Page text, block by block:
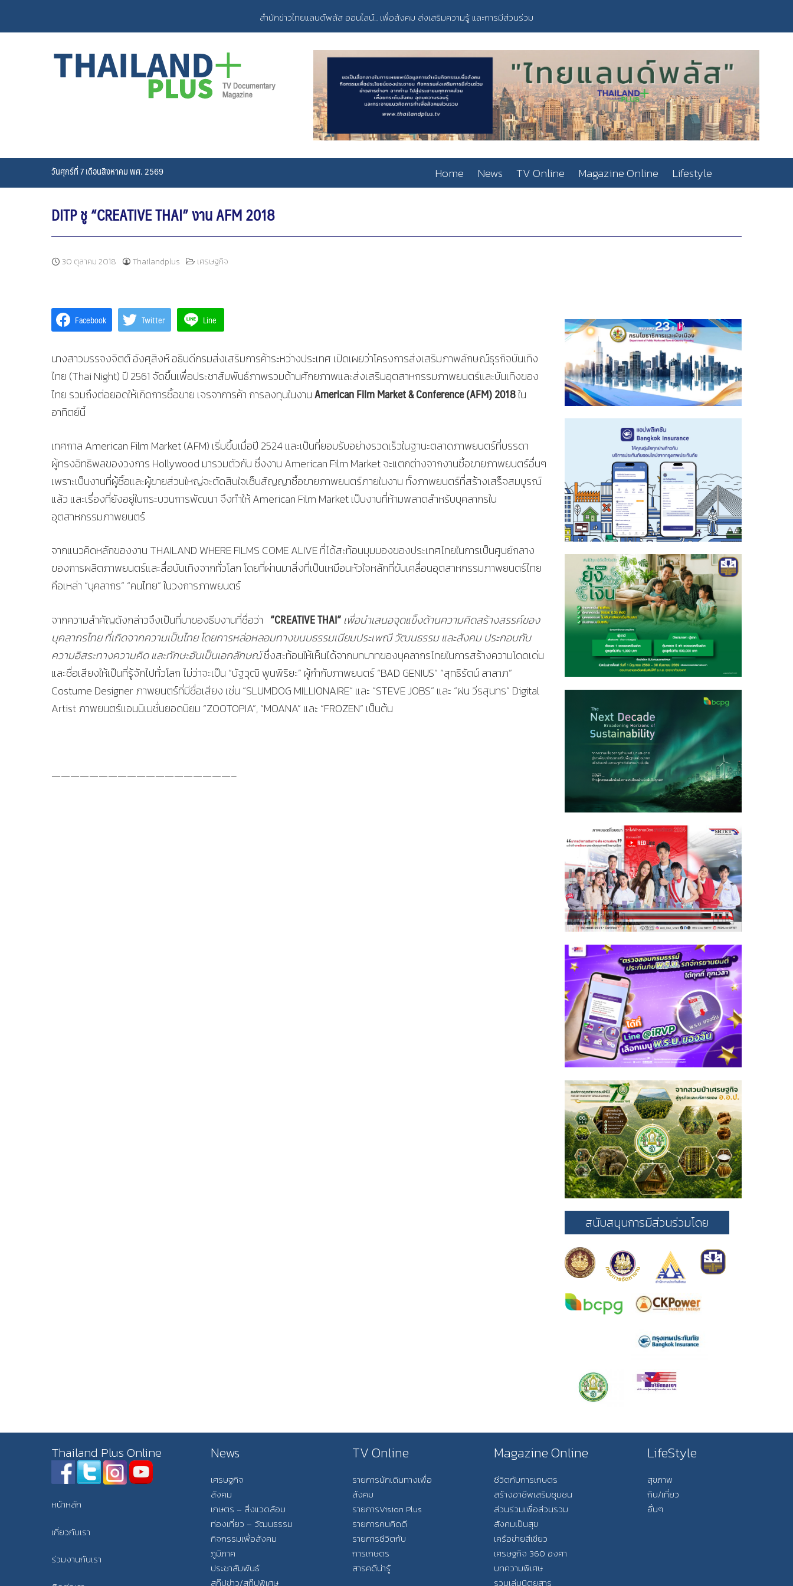
content
สำนักข่าวไทยแลนด์พลัส ออนไลน์... เพื่อสังคม ส่งเสริมความรู้ และการมีส่วนร่วม
วันศุกร์ที่ 7 เดือนสิงหาคม พศ. 2569 Home News TV Online Magazine Online Lifestyle
DITP ชู “CREATIVE THAI” งาน AFM 2018
30 ตุลาคม 2018 Thailandplus เศรษฐกิจ
Facebook Twitter Line
นางสาวบรรจงจิตต์ อังศุสิงห์ อธิบดีกรมส่งเสริมการค้าระหว่างประเทศ เปิดเผยว่าโครงการส่งเสริมภาพลักษณ์ธุรกิจบันเทิง
ไทย (Thai Night) ปี 2561 จัดขึ้นเพื่อประชาสัมพันธ์ภาพรวมด้านศักยภาพและส่งเสริมอุตสาหกรรมภาพยนตร์และบันเทิงของ
ไทย รวมถึงต่อยอดให้เกิดการซื้อขาย เจรจาการค้า การลงทุนในงานAmerican Film Market & Conference (AFM) 2018ใน
อาทิตย์นี้
เทศกาล American Film Market (AFM) เริ่มขึ้นเมื่อปี 2524 และเป็นที่ยอมรับอย่างรวดเร็วในฐานะตลาดภาพยนตร์ที่บรรดา
ผู้ทรงอิทธิพลของวงการ Hollywood มารวมตัวกัน ซึ่งงาน American Film Market จะแตกต่างจากงานซื้อขายภาพยนตร์อื่นๆ
เพราะเป็นงานที่ผู้ซื้อและผู้ขายส่วนใหญ่จะตัดสินใจเซ็นสัญญาซื้อขายภาพยนตร์ภายในงาน ทั้งภาพยนตร์ที่สร้างเสร็จสมบูรณ์
แล้ว และเรื่องที่ยังอยู่ในกระบวนการพัฒนา จึงทำให้ American Film Market เป็นงานที่ห้ามพลาดสำหรับบุคลากรใน
อุตสาหกรรมภาพยนตร์
จากแนวคิดหลักของงาน THAILAND WHERE FILMS COME ALIVE ที่ได้สะท้อนมุมมองของประเทศไทยในการเป็นศูนย์กลาง
ของการผลิตภาพยนตร์และสื่อบันเทิงจากทั่วโลก โดยที่ผ่านมาสิ่งที่เป็นเหมือนหัวใจหลักที่ขับเคลื่อนอุตสาหกรรมภาพยนตร์ไทย
คือเหล่า “บุคลากร” “คนไทย” ในวงการภาพยนตร์
จากความสำคัญดังกล่าวจึงเป็นที่มาของธีมงานที่ชื่อว่า “CREATIVE THAI”เพื่อนำเสนอจุดแข็งด้านความคิดสร้างสรรค์ของ
บุคลากรไทย ที่เกิดจากความเป็นไทย โดยการหล่อหลอมทางขนบธรรมเนียมประเพณี วัฒนธรรม และสังคม ประกอบกับ
ความอิสระทางความคิด และทักษะอันเป็นเอกลักษณ์ซึ่งสะท้อนให้เห็นได้จากบทบาทของบุคลากรไทยในการสร้างความโดดเด่น
และชื่อเสียงให้เป็นที่รู้จักไปทั่วโลก ไม่ว่าจะเป็น “นัฐวุฒิ พูนพิริยะ” ผู้กำกับภาพยนตร์ “BAD GENIUS” “สุทธิรัตน์ ลาลาภ”
Costume Designer ภาพยนตร์ที่มีชื่อเสียง เช่น “SLUMDOG MILLIONAIRE“ และ “STEVE JOBS” และ “ฝน วีรสุนทร” Digital
Artist ภาพยนตร์แอนนิเมชั่นยอดนิยม “ZOOTOPIA”, “MOANA” และ “FROZEN” เป็นต้น
———————————————————–
สนับสนุนการมีส่วนร่วมโดย
Thailand Plus Online
หน้าหลัก
เกี่ยวกับเรา
ร่วมงานกับเรา
News
เศรษฐกิจ
สังคม
เกษตร – สิ่งแวดล้อม
ท่องเที่ยว – วัฒนธรรม
กิจกรรมเพื่อสังคม
ภูมิภาค
ประชาสัมพันธ์
สกู๊ปข่าว/สกู๊ปพิเศษ
TV Online
รายการนักเดินทางเพื่อ
สังคม
รายการVision Plus
รายการคนคิดดี
รายการชีวิตกับ
การเกษตร
สารคดีน่ารู้
Magazine Online
ชีวิตกับการเกษตร
สร้างอาชีพเสริมชุมชน
ส่วนร่วมเพื่อส่วนรวม
สังคมเป็นสุข
เครือข่ายสีเขียว
เศรษฐกิจ 360 องศา
บทความพิเศษ
รวมเล่มนิตยสาร
LifeStyle
สุขภาพ
กิน/เที่ยว
อื่นๆ